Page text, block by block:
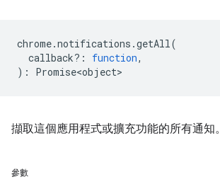
chrome.notifications .getAll(
callback? : function,
) : Promise<object>
擷取這個應用程式或擴充功能的所有通知。
參數